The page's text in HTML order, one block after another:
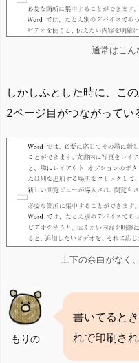
通常はこん
しかしふとした時に、こ
2ページ目がつながってい
上下の余白がなく
もりの
書いてると
れで印刷さ